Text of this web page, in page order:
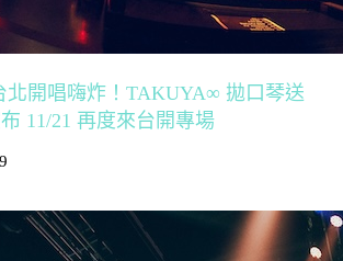
北開唱嗨炸！TAKUYA∞ 拋口琴送
11/21 再度來台開專場